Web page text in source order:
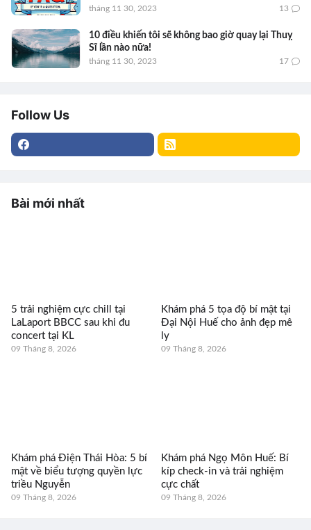
tháng 11 30, 2023 13
10 điều khiến tôi sẽ không bao giờ quay lại Thuỵ
Sĩ lần nào nữa!
tháng 11 30, 2023 17
Follow Us
Bài mới nhất
5 trải nghiệm cực chill tại
LaLaport BBCC sau khi đu
concert tại KL
09 Tháng 8, 2026
Khám phá 5 tọa độ bí mật tại
Đại Nội Huế cho ảnh đẹp mê
ly
09 Tháng 8, 2026
Khám phá Điện Thái Hòa: 5 bí
mật về biểu tượng quyền lực
triều Nguyễn
09 Tháng 8, 2026
Khám phá Ngọ Môn Huế: Bí
kíp check-in và trải nghiệm
cực chất
09 Tháng 8, 2026